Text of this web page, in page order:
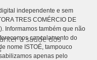
a saúde dos
independente e sem
TRES COMÉRCIO DE
Informamos também que não
cancelamento do
nome ISTOÉ, tampouco
apenas pelo